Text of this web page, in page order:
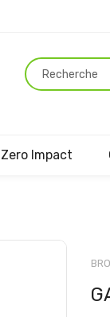
Zero Impact
Passer